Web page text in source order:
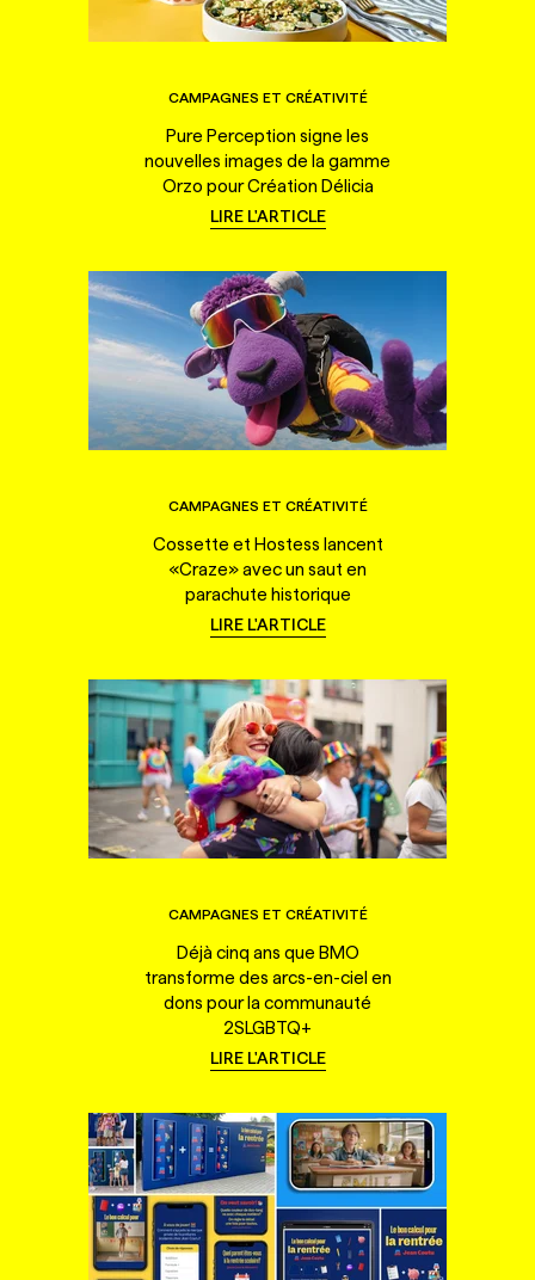
CAMPAGNES ET CRÉATIVITÉ
Pure Perception signe les
nouvelles images de la gamme
Orzo pour Création Délicia
LIRE L'ARTICLE
CAMPAGNES ET CRÉATIVITÉ
Cossette et Hostess lancent
«Craze» avec un saut en
parachute historique
LIRE L'ARTICLE
CAMPAGNES ET CRÉATIVITÉ
Déjà cinq ans que BMO
transforme des arcs-en-ciel en
dons pour la communauté
2SLGBTQ+
LIRE L'ARTICLE